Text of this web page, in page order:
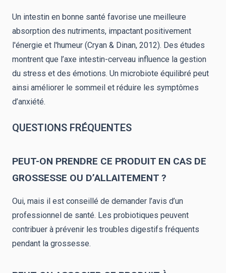
Un intestin en bonne santé favorise une meilleure
absorption des nutriments, impactant positivement
l'énergie et l'humeur (Cryan & Dinan, 2012). Des études
montrent que l’axe intestin-cerveau influence la gestion
du stress et des émotions. Un microbiote équilibré peut
ainsi améliorer le sommeil et réduire les symptômes
d’anxiété.
QUESTIONS FRÉQUENTES
PEUT-ON PRENDRE CE PRODUIT EN CAS DE
GROSSESSE OU D’ALLAITEMENT ?
Oui, mais il est conseillé de demander l’avis d’un
professionnel de santé. Les probiotiques peuvent
contribuer à prévenir les troubles digestifs fréquents
pendant la grossesse.